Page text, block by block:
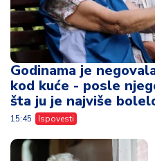
Godinama je
kod kuće - posle
šta ju je najviše
15:45 Ispovesti